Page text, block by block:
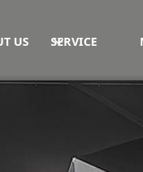
US SERVICE